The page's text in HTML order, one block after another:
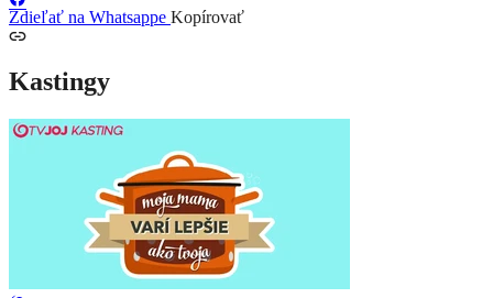
Zdieľať na Whatsappe Kopírovať
Kastingy